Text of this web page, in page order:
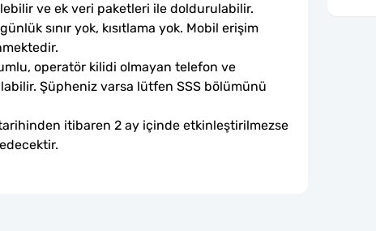
ve ek veri paketleri ile doldurulabilir.
sınır yok, kısıtlama yok. Mobil erişim
operatör kilidi olmayan telefon ve
Şüpheniz varsa lütfen SSS bölümünü
tarihinden itibaren 2 ay içinde etkinleştirilmezse